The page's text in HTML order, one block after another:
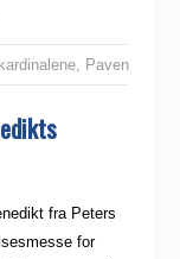
kardinalene Paven
fra Peters
for